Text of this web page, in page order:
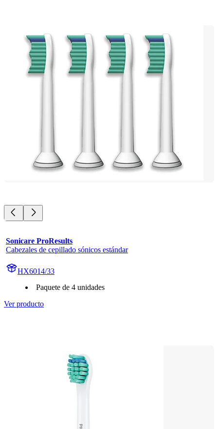
Sonicare ProResults
Cabezales de cepillado sónicos estándar
HX6014/33
Paquete de 4 unidades
Ver producto